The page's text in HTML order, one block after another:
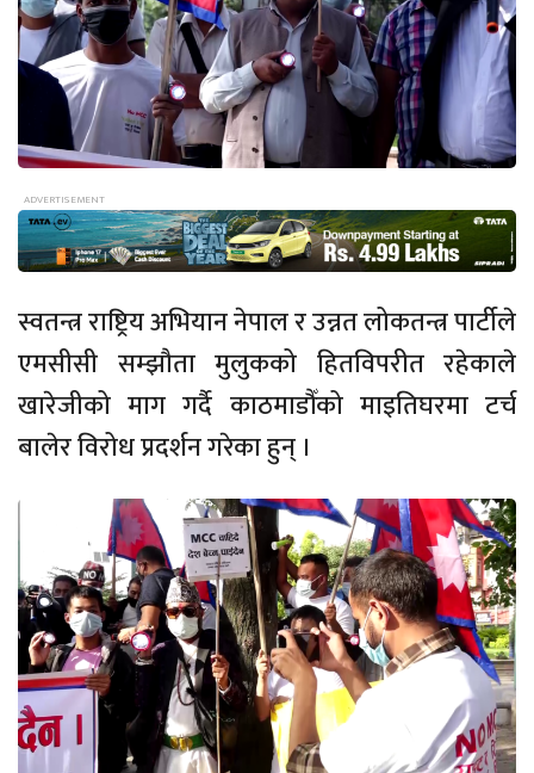
स्वतन्त्र राष्ट्रिय अभियान नेपाल र उन्नत लोकतन्त्र पार्टीले
एमसीसी सम्झौता मुलुकको हितविपरीत रहेकाले
खारेजीको माग गर्दै काठमाडौँको माइतिघरमा टर्च
बालेर विरोध प्रदर्शन गरेका हुन् ।